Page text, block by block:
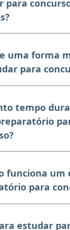
para
uma forma
para
tempo
funciona um
para
estudar